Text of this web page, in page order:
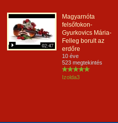
02:47
Magyarnóta
felsőfokon-
Gyurkovics Mária-
Felleg borult az
erdőre
10 éve
523 megtekintés
Izolda3